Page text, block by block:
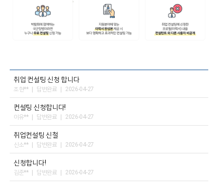
취업 컨설팅 신청 합니다
조현** 답변완료 2026-04-27
컨설팅 신청합니다!
이유** 답변완료 2026-04-27
취업컨설팅 신철
신소** 답변완료 2026-04-27
신청합니다!
김준** 답변완료 2026-04-27